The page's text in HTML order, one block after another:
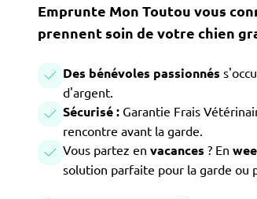
Emprunte Mon Toutou vous
prennent soin de votre chien
Des bénévoles passionnés
d'argent.
Sécurisé : Garantie Frais
rencontre avant la garde.
Vous partez en vacances ? En
solution parfaite pour la garde ou